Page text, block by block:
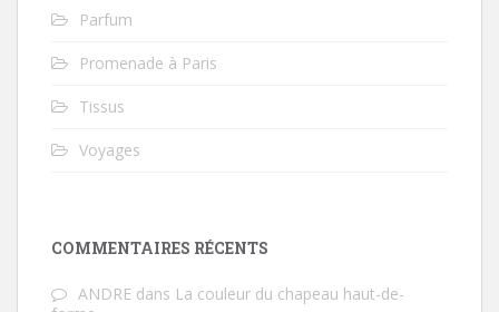
Parfum
Promenade à Paris
Tissus
Voyages
COMMENTAIRES RÉCENTS
ANDRE dans La couleur du chapeau haut-de-